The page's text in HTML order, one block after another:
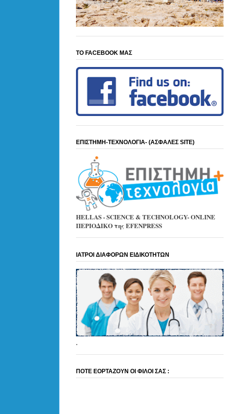
ΤΟ FACEBOOK ΜΑΣ
ΕΠΙΣΤΗΜΗ-ΤΕΧΝΟΛΟΓΙΑ- (ΑΣΦΑΛΕΣ SITE)
HELLAS - SCIENCE & TECHNOLOGY- ONLINE
ΠΕΡΙΟΔΙΚΟ της EFENPRESS
ΙΑΤΡΟΙ ΔΙΑΦΟΡΩΝ ΕΙΔΙΚΟΤΗΤΩΝ
.
ΠΟΤΕ ΕΟΡΤΑΖΟΥΝ ΟΙ ΦΙΛΟΙ ΣΑΣ :